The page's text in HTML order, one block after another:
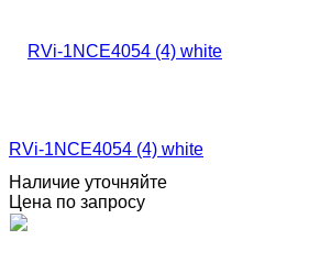
RVi-1NCE4054 (4) white
Наличие уточняйте
Цена по запросу